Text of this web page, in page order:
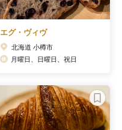
エグ・ヴィヴ
北海道 小樽市
月曜日、日曜日、祝日